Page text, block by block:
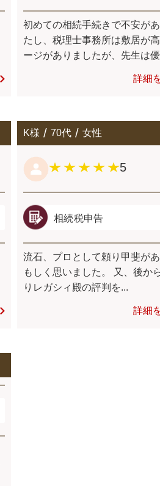
初めての相続手続きで不安が
たし、税理士事務所は敷居が
ージがありましたが、先生は
詳細
K様 70代 女性
5
相続税申告
流石、プロとして頼り甲斐が
もしく思いました。 又、後か
りレガシィ殿の評判を...
詳細